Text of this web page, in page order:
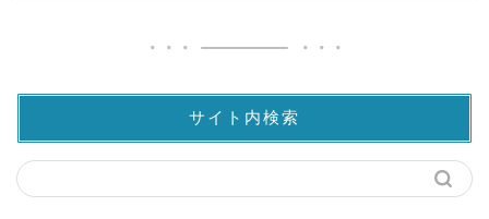
サイト内検索